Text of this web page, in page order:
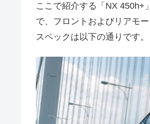
ここで紹介する「NX 450h+
で、フロントおよびリアモ
スペックは以下の通りです。